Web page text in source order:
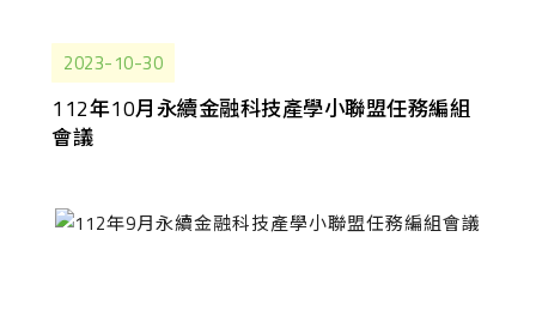
2023-10-30
112年10月永續金融科技產學小聯盟任務編組
會議